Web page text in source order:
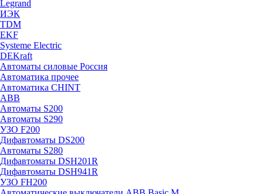
Legrand
ИЭК
TDM
EKF
Systeme Electric
DEKraft
Автоматы силовые Россия
Автоматика прочее
Автоматика CHINT
ABB
Автоматы S200
Автоматы S290
УЗО F200
Дифавтоматы DS200
Автоматы S280
Дифавтоматы DSH201R
Дифавтоматы DSH941R
УЗО FH200